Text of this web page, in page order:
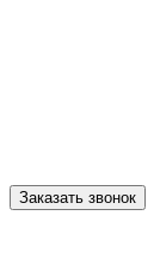
Заказать звонок